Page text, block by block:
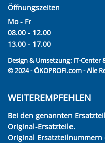
Öffnungszeiten
Mo - Fr
08.00 - 12.00
13.00 - 17.00
Design & Umsetzung: IT-Center
© 2024 - ÖKOPROFI.com - Alle
WEITEREMPFEHLEN
Bei den genannten
Original-Ersatzteile.
Original